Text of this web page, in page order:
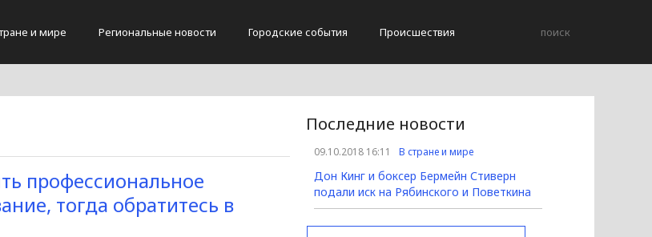
и мире Региональные новости Городские события Происшествия
профессиональное
тогда обратитесь в
Последние новости
09.10.2018 16:11 В стране и мире
Дон Кинг и боксер Бермейн Стиверн
подали иск на Рябинского и Поветкина